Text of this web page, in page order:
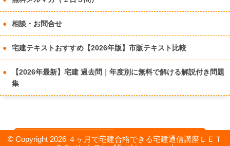
相談・お問合せ
宅建テキストおすすめ【2026年版】市販テキスト比較
【2026年最新】宅建 過去問｜年度別に無料で解ける解説付き問題
集
© Copyright 2026 ４ヶ月で宅建合格できる宅建通信講座ＬＥＴ